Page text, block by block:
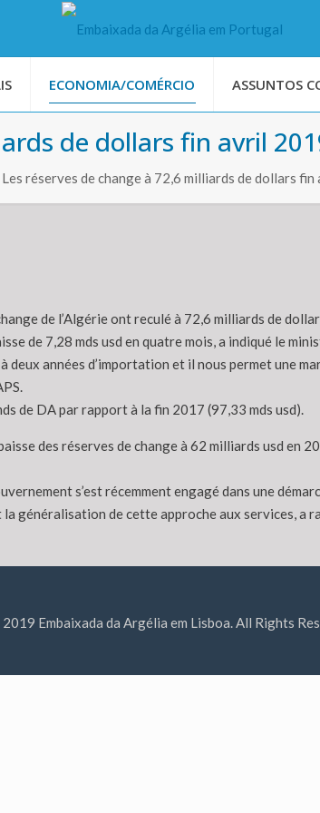
ECONOMIA/COMÉRCIO ASSUNTOS
de dollars fin avril
Les réserves de change à 72,6 milliards de dollars
de l’Algérie ont reculé à 72,6 milliards de
de 7,28 mds usd en quatre mois, a indiqué le
années d’importation et il nous permet une
de DA par rapport à la fin 2017 (97,33 mds usd).
des réserves de change à 62 milliards usd en
s’est récemment engagé dans une
généralisation de cette approche aux services, a
Embaixada da Argélia em Lisboa. All Rights